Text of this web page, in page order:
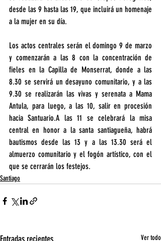
desde las 9 hasta las 19, que incluirá un homenaje
a la mujer en su día.
Los actos centrales serán el domingo 9 de marzo
y comenzarán a las 8 con la concentración de
fieles en la Capilla de Monserrat, donde a las
8.30 se servirá un desayuno comunitario, y a las
9.30 se realizarán las vivas y serenata a Mama
Antula, para luego, a las 10, salir en procesión
hacia Santuario.A las 11 se celebrará la misa
central en honor a la santa santiagueña, habrá
bautismos desde las 13 y a las 13.30 será el
almuerzo comunitario y el fogón artístico, con el
que se cerrarán los festejos.
Santiago
Ver todo